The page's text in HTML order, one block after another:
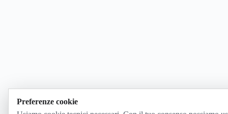
Preferenze cookie